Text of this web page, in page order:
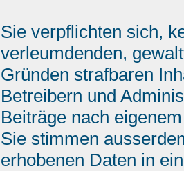
Sie verpflichten sich,
verleumdenden,
Gründen strafbaren
Betreibern und
Beiträge nach
Sie stimmen
erhobenen Daten in